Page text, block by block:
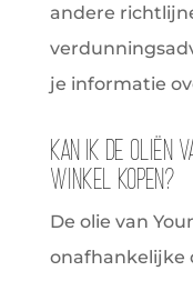
andere
je informatie
Kan ik de oliën
winkel kopen?
De olie van
onafhankelijke